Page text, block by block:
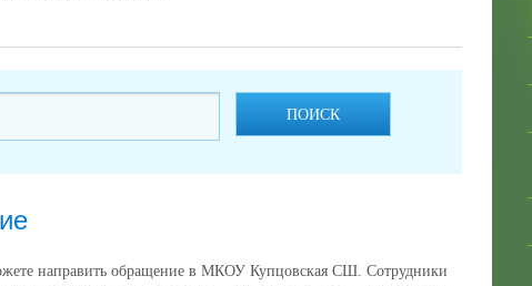
ПОИСК
направить обращение в МКОУ Купцовская СШ. Сотрудники